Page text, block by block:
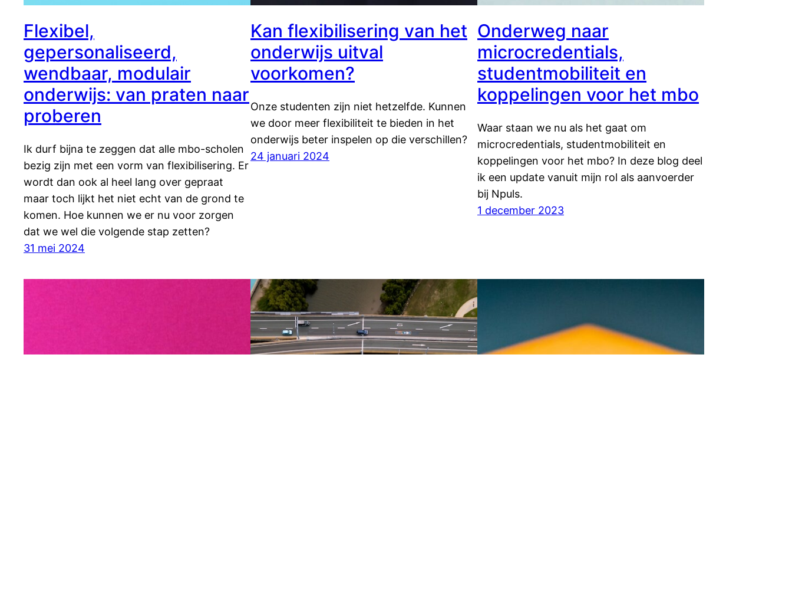
Flexibel,
gepersonaliseerd,
wendbaar, modulair
onderwijs: van praten naar
proberen
Ik durf bijna te zeggen dat alle mbo-scholen
bezig zijn met een vorm van flexibilisering. Er
wordt dan ook al heel lang over gepraat
maar toch lijkt het niet echt van de grond te
komen. Hoe kunnen we er nu voor zorgen
dat we wel die volgende stap zetten?
31 mei 2024
Kan flexibilisering van het
onderwijs uitval
voorkomen?
Onze studenten zijn niet hetzelfde. Kunnen
we door meer flexibiliteit te bieden in het
onderwijs beter inspelen op die verschillen?
24 januari 2024
Onderweg naar
microcredentials,
studentmobiliteit en
koppelingen voor het mbo
Waar staan we nu als het gaat om
microcredentials, studentmobiliteit en
koppelingen voor het mbo? In deze blog deel
ik een update vanuit mijn rol als aanvoerder
bij Npuls.
1 december 2023